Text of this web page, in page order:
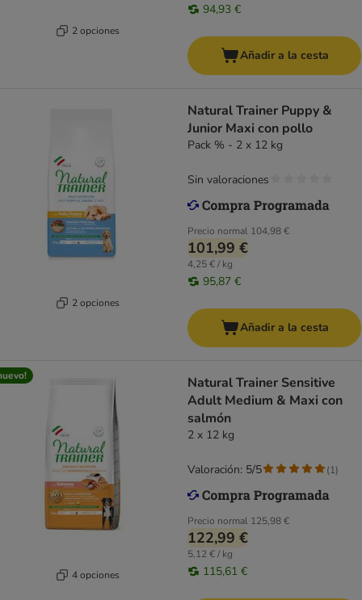
2 opciones
94,93 €
Añadir a la cesta
2 opciones
Natural Trainer Puppy &
Junior Maxi con pollo
Pack % - 2 x 12 kg
Precio normal 104,98 €
101,99 €
4,25 € / kg
95,87 €
Sin valoraciones
Añadir a la cesta
4 opciones
Natural Trainer Sensitive
Adult Medium & Maxi con
salmón
2 x 12 kg
Precio normal 125,98 €
122,99 €
5,12 € / kg
115,61 €
Valoración: 5/5 (1)